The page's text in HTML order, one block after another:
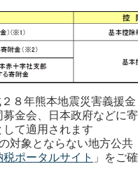
８年熊本地震災害義援金
金会、日本政府などに寄
て適用されます
対象とならない地方公共
ポータルサイト 」をご確